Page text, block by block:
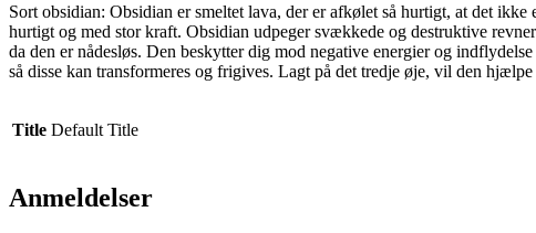
Sort obsidian: Obsidian er smeltet lava, der er afkølet så hurtigt, at det
hurtigt og med stor kraft. Obsidian udpeger svækkede og destruktive
da den er nådesløs. Den beskytter dig mod negative energier og
så disse kan transformeres og frigives. Lagt på det tredje øje, vil den
Title Default Title
Anmeldelser